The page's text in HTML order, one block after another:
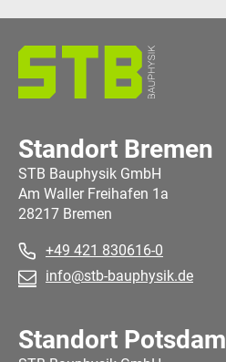
Standort Bremen
STB Bauphysik GmbH
Am Waller Freihafen 1a
28217 Bremen
+49 421 830616-0
info@stb-bauphysik.de
Standort Potsdam